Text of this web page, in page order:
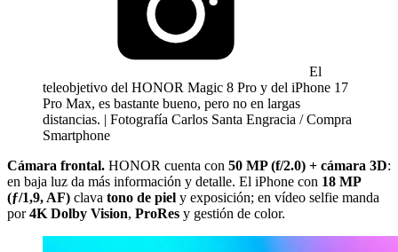
El
teleobjetivo del HONOR Magic 8 Pro y del iPhone 17
Pro Max, es bastante bueno, pero no en largas
distancias. | Fotografía Carlos Santa Engracia / Compra
Smartphone
Cámara frontal. HONOR cuenta con 50 MP (f/2.0) + cámara 3D:
en baja luz da más información y detalle. El iPhone con 18 MP
(ƒ/1,9, AF) clava tono de piel y exposición; en vídeo selfie manda
por4K Dolby Vision, ProRes y gestión de color.